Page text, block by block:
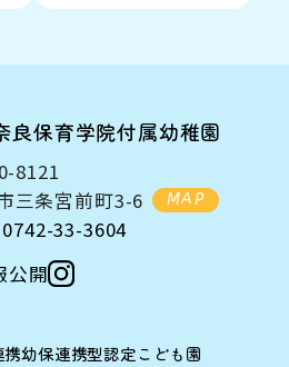
良保育学院付属幼稚園
8121
三条宮前町3-6
MAP
33-3604
公開
幼保連携型認定こども園